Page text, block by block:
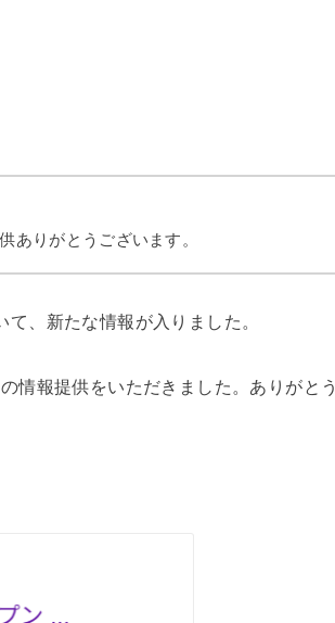
ありがとうございます。
、新たな情報が入りました。
情報提供をいただきました。ありがとう